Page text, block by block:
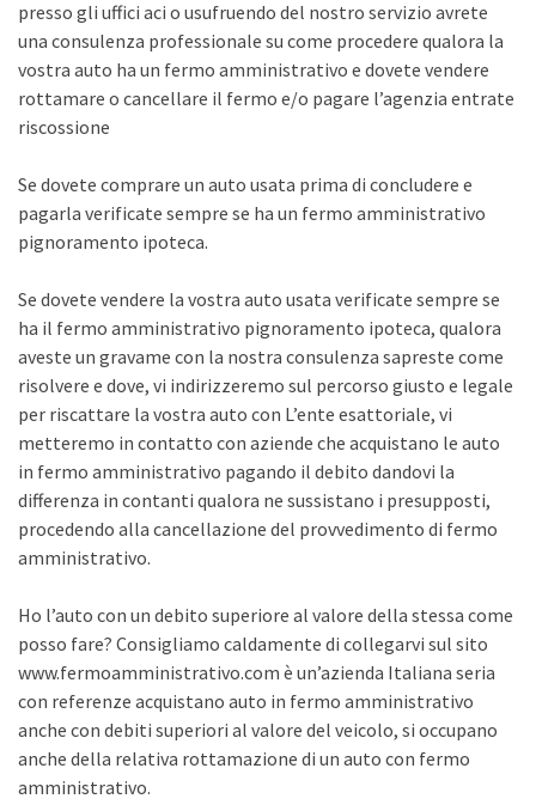
presso gli uffici aci o usufruendo del nostro servizio avrete
una consulenza professionale su come procedere qualora la
vostra auto ha un fermo amministrativo e dovete vendere
rottamare o cancellare il fermo e/o pagare l’agenzia entrate
riscossione
Se dovete comprare un auto usata prima di concludere e
pagarla verificate sempre se ha un fermo amministrativo
pignoramento ipoteca.
Se dovete vendere la vostra auto usata verificate sempre se
ha il fermo amministrativo pignoramento ipoteca, qualora
aveste un gravame con la nostra consulenza sapreste come
risolvere e dove, vi indirizzeremo sul percorso giusto e legale
per riscattare la vostra auto con L’ente esattoriale, vi
metteremo in contatto con aziende che acquistano le auto
in fermo amministrativo pagando il debito dandovi la
differenza in contanti qualora ne sussistano i presupposti,
procedendo alla cancellazione del provvedimento di fermo
amministrativo.
Ho l’auto con un debito superiore al valore della stessa come
posso fare? Consigliamo caldamente di collegarvi sul sito
www.fermoamministrativo.com è un’azienda Italiana seria
con referenze acquistano auto in fermo amministrativo
anche con debiti superiori al valore del veicolo, si occupano
anche della relativa rottamazione di un auto con fermo
amministrativo.